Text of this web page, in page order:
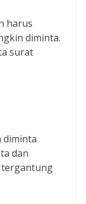
harus
diminta.
surat
diminta
dan
tergantung